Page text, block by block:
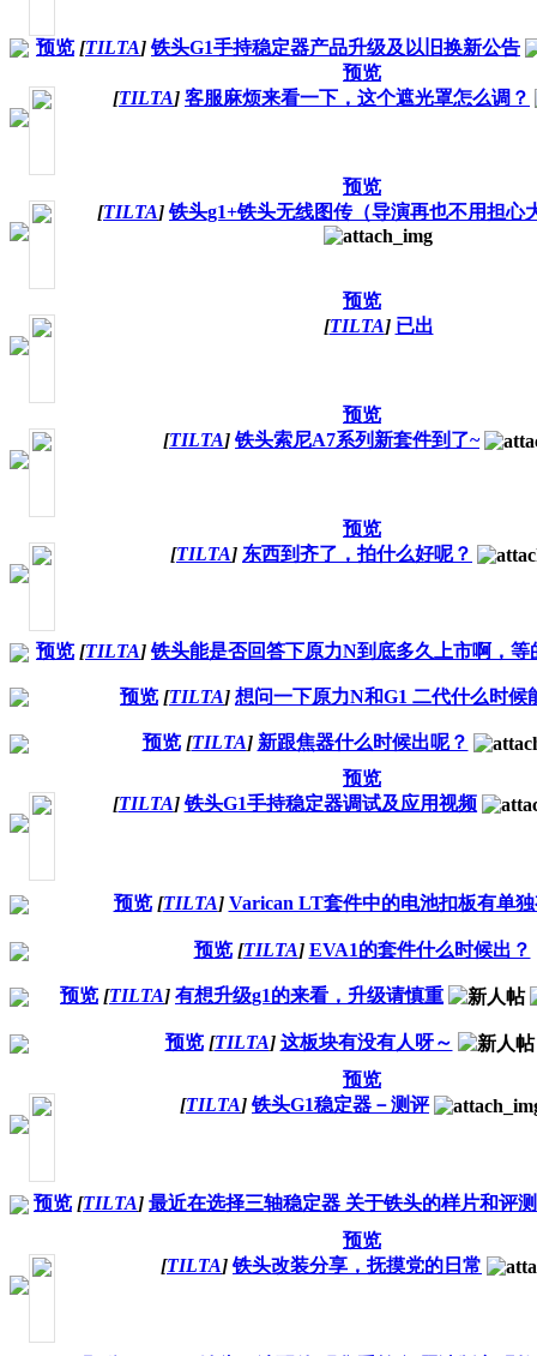
预览 [TILTA] 铁头G1手持稳定器产品升级及以旧换新公告
预览
[TILTA] 客服麻烦来看一下，这个遮光罩怎么调？
预览
[TILTA] 铁头g1+铁头无线图传（导演再也不用担心
预览
[TILTA] 已出
预览
[TILTA] 铁头索尼A7系列新套件到了~
预览
[TILTA] 东西到齐了，拍什么好呢？
预览 [TILTA] 铁头能是否回答下原力N到底多久上市啊，等
预览 [TILTA] 想问一下原力N和G1 二代什么时候
预览 [TILTA] 新跟焦器什么时候出呢？
预览
[TILTA] 铁头G1手持稳定器调试及应用视频
预览 [TILTA] Varican LT套件中的电池扣板有单
预览 [TILTA] EVA1的套件什么时候出？
预览 [TILTA] 有想升级g1的来看，升级请慎重
预览 [TILTA] 这板块有没有人呀～
预览
[TILTA] 铁头G1稳定器－测评
预览 [TILTA] 最近在选择三轴稳定器 关于铁头的样片和评
预览
[TILTA] 铁头改装分享，抚摸党的日常